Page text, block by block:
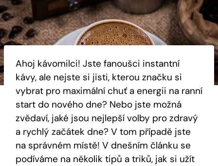
Ahoj kávomilci! Jste fanoušci instantní
kávy, ale nejste si jisti, kterou značku si
vybrat pro maximální chuť a energii na ranní
start do nového dne? Nebo jste možná
zvědaví, jaké jsou nejlepší volby pro zdravý
a rychlý začátek dne? V tom případě jste
na správném místě! V dnešním článku se
podíváme na několik tipů a triků, jak si užít